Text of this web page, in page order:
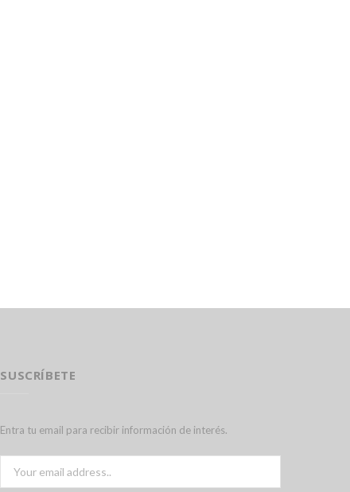
SUSCRÍBETE
Entra tu email para recibir información de interés.